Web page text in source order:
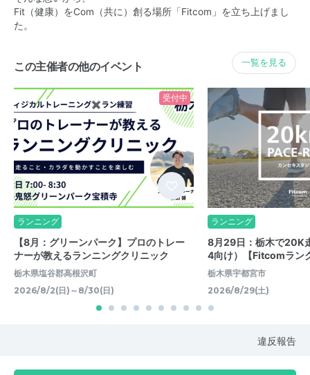
Fit（健康）をCom（共に）創る場所「Fitcom」を立ち上げまし
た。
この主催者の他のイベント 一覧を見る
受付中
ランニング
【8月：グリーンパーク】プロのトレー
ナーが教えるランニングクリニック
栃木県塩谷郡高根沢町
2026/8/2(日)～8/30(日)
ランニング
8月29日：栃木で20K
4向け）【Fitcomラン
栃木県宇都宮市
2026/8/29(土)
違反報告